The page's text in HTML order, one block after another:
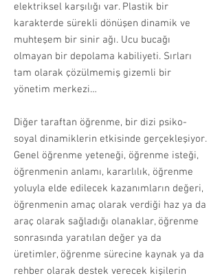
elektriksel karşılığı var. Plastik bir
karakterde sürekli dönüşen dinamik ve
muhteşem bir sinir ağı. Ucu bucağı
olmayan bir depolama kabiliyeti. Sırları
tam olarak çözülmemiş gizemli bir
yönetim merkezi…
Diğer taraftan öğrenme, bir dizi psiko-
soyal dinamiklerin etkisinde gerçekleşiyor.
Genel öğrenme yeteneği, öğrenme isteği,
öğrenmenin anlamı, kararlılık, öğrenme
yoluyla elde edilecek kazanımların değeri,
öğrenmenin amaç olarak verdiği haz ya da
araç olarak sağladığı olanaklar, öğrenme
sonrasında yaratılan değer ya da
üretimler, öğrenme sürecine kaynak ya da
rehber olarak destek verecek kişilerin